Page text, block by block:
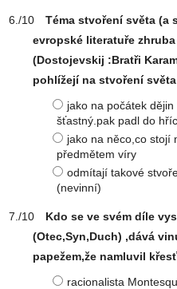
Téma stvoření světa (a
evropské literatuře
(Dostojevskij :Bratři
pohlížejí na stvoření
jako na počátek
šťastný.pak padl do
jako na něco,co stojí
předmětem víry
odmítají takové
(nevinní)
Kdo se ve svém díle
(Otec,Syn,Duch) ,dává
papežem,že namluvil
racionalista